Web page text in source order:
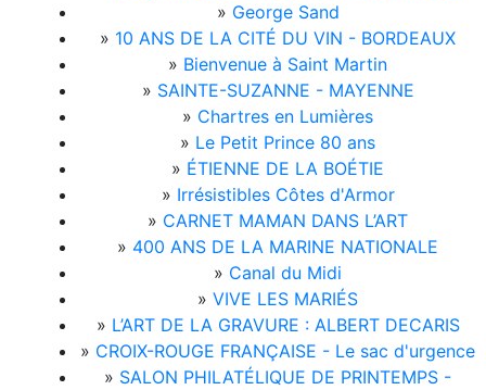
» George Sand
» 10 ANS DE LA CITÉ DU VIN - BORDEAUX
» Bienvenue à Saint Martin
» SAINTE-SUZANNE - MAYENNE
» Chartres en Lumières
» Le Petit Prince 80 ans
» ÉTIENNE DE LA BOÉTIE
» Irrésistibles Côtes d'Armor
» CARNET MAMAN DANS L’ART
» 400 ANS DE LA MARINE NATIONALE
» Canal du Midi
» VIVE LES MARIÉS
» L’ART DE LA GRAVURE : ALBERT DECARIS
» CROIX-ROUGE FRANÇAISE - Le sac d'urgence
» SALON PHILATÉLIQUE DE PRINTEMPS -